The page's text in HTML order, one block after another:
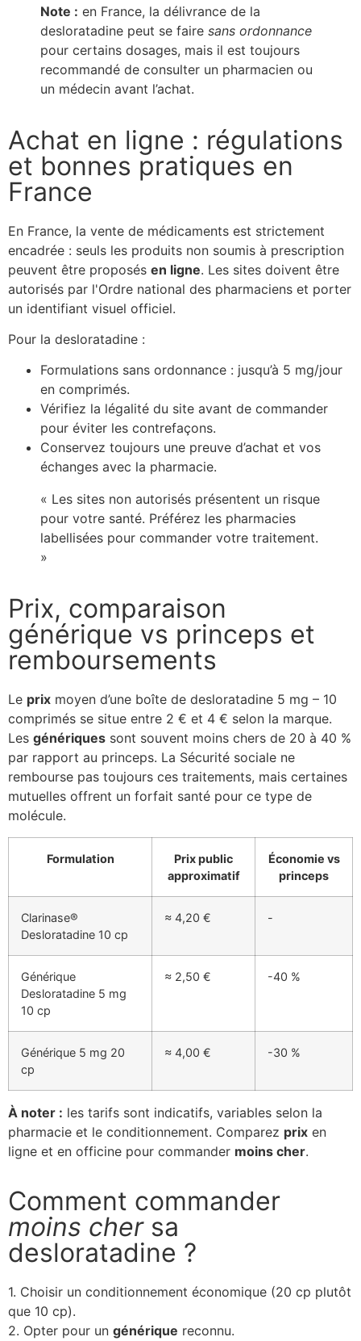
Note : en France, la délivrance de la
desloratadine peut se faire sans ordonnance
pour certains dosages, mais il est toujours
recommandé de consulter un pharmacien ou
un médecin avant l’achat.
Achat en ligne : régulations
et bonnes pratiques en
France
En France, la vente de médicaments est strictement
encadrée : seuls les produits non soumis à prescription
peuvent être proposés en ligne. Les sites doivent être
autorisés par l'Ordre national des pharmaciens et porter
un identifiant visuel officiel.
Pour la desloratadine :
Formulations sans ordonnance : jusqu’à 5 mg/jour
en comprimés.
Vérifiez la légalité du site avant de commander
pour éviter les contrefaçons.
Conservez toujours une preuve d’achat et vos
échanges avec la pharmacie.
« Les sites non autorisés présentent un risque
pour votre santé. Préférez les pharmacies
labellisées pour commander votre traitement.
»
Prix, comparaison
générique vs princeps et
remboursements
Le prix moyen d’une boîte de desloratadine 5 mg – 10
comprimés se situe entre 2 € et 4 € selon la marque.
Les génériques sont souvent moins chers de 20 à 40 %
par rapport au princeps. La Sécurité sociale ne
rembourse pas toujours ces traitements, mais certaines
mutuelles offrent un forfait santé pour ce type de
molécule.
Formulation
Prix public
approximatif
Économie vs
princeps
Clarinase®
Desloratadine 10 cp
≈ 4,20 € -
Générique
Desloratadine 5 mg
10 cp
≈ 2,50 € -40 %
Générique 5 mg 20
cp
≈ 4,00 € -30 %
À noter : les tarifs sont indicatifs, variables selon la
pharmacie et le conditionnement. Comparez prix en
ligne et en officine pour commander moins cher.
Comment commander
moins chersa
desloratadine ?
1. Choisir un conditionnement économique (20 cp plutôt
que 10 cp).
2. Opter pour un générique reconnu.